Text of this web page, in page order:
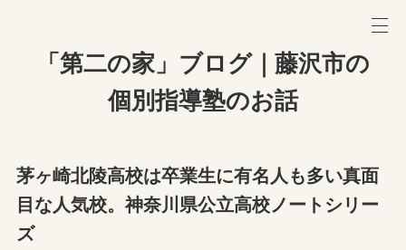
「第二の家」ブログ｜藤沢市の
個別指導塾のお話
茅ヶ崎北陵高校は卒業生に有名人も多い真面
目な人気校。神奈川県公立高校ノートシリー
ズ